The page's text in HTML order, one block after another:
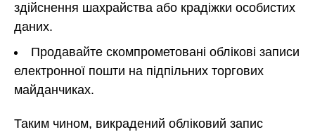
здійснення шахрайства або крадіжки особистих
даних.
Продавайте скомпрометовані облікові записи
електронної пошти на підпільних торгових
майданчиках.
Таким чином, викрадений обліковий запис